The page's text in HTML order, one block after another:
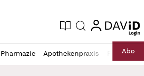
Zeitung
Aktuelle Ausgabe
Suche login
login
Pharmazie Apothekenpraxis RechtAbo